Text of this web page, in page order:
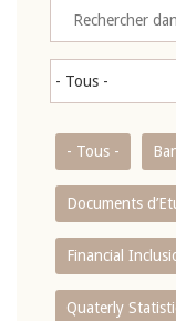
- Tous -
Documents
Financial
Quaterly